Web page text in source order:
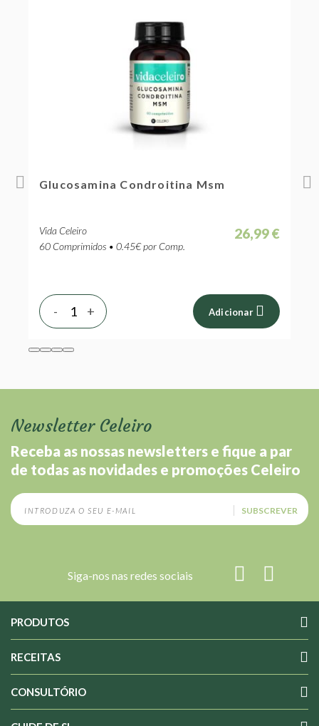
Glucosamina Condroitina Msm
Vida Celeiro
60 Comprimidos • 0.45€ por Comp.
26,99 €
+
- Adicionar
Newsletter Celeiro
Receba as nossas newsletters e fique a par
de todas as novidades e promoções Celeiro
SUBSCREVER
Siga-nos nas redes sociais
PRODUTOS
RECEITAS
CONSULTÓRIO